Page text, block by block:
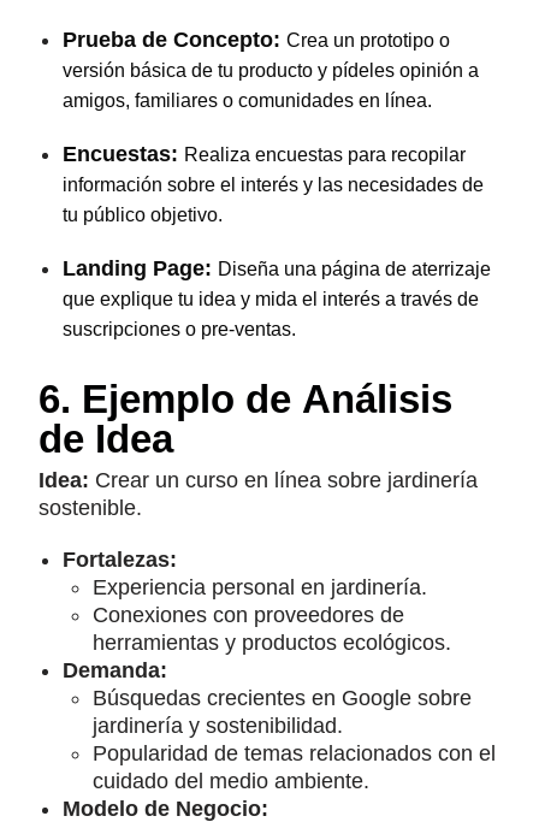
Prueba de Concepto:Crea un prototipo o
versión básica de tu producto y pídeles opinión a
amigos, familiares o comunidades en línea.
Encuestas: Realiza encuestas para recopilar
información sobre el interés y las necesidades de
tu público objetivo.
Landing Page: Diseña una página de aterrizaje
que explique tu idea y mida el interés a través de
suscripciones o pre-ventas.
6. Ejemplo de Análisis
de Idea
Idea: Crear un curso en línea sobre jardinería
sostenible.
Fortalezas:
Experiencia personal en jardinería.
Conexiones con proveedores de
herramientas y productos ecológicos.
Demanda:
Búsquedas crecientes en Google sobre
jardinería y sostenibilidad.
Popularidad de temas relacionados con el
cuidado del medio ambiente.
Modelo de Negocio: